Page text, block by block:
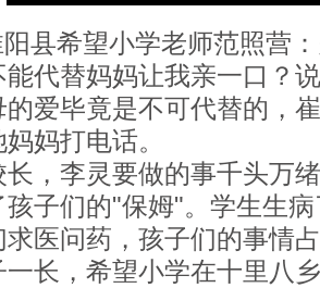
县希望小学老师范照营
能代替妈妈让我亲一口？
毕竟是不可代替的，崔
妈打电话。
李灵要做的事千头万绪
孩子们的"保姆"。学生生
医问药，孩子们的事情
长，希望小学在十里八